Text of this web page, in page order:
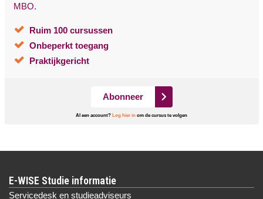
MBO.
Ruim 100 cursussen
Onbeperkt toegang
Praktijkgericht
Abonneer
Al een account? Log hier in om de cursus te volgen
E-WISE Studie informatie
Servicedesk en studieadviseurs